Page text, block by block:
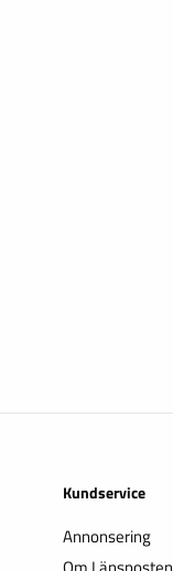
Kundservice
Annonsering